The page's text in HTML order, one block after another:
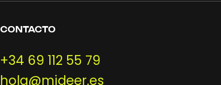
CONTACTO
+34 69 112 55 79
hola@mideer.es